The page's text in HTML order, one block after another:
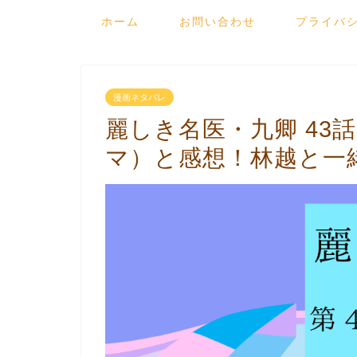
ホーム お問い合わせ プライバ
漫画ネタバレ
麗しき名医・九卿 43
マ）と感想！林越と一